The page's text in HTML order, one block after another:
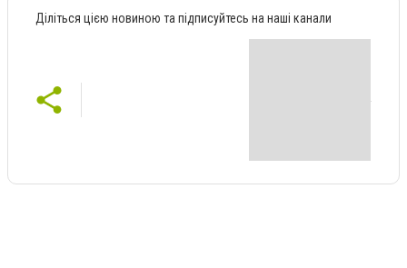
Діліться цією новиною та підписуйтесь на наші канали